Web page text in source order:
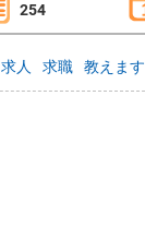
254
求人 求職 教えます